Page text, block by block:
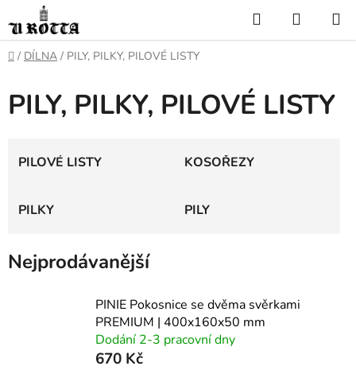
na
obsah
Hledat
KOŠÍK
DOMŮ
/ DÍLNA / PILY, PILKY, PILOVÉ LISTY
PILY, PILKY, PILOVÉ LISTY
PILOVÉ LISTY KOSOŘEZY
PILKY PILY
Nejprodávanější
PINIE Pokosnice se dvěma svěrkami
PREMIUM | 400x160x50 mm
Dodání 2-3 pracovní dny
670 Kč